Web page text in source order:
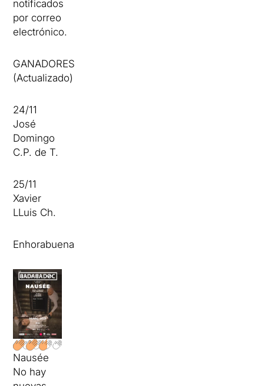
notificados
por correo
electrónico.
GANADORES
(Actualizado)
24/11
José
Domingo
C.P. de T.
25/11
Xavier
LLuis Ch.
Enhorabuena!
Nausée
No hay